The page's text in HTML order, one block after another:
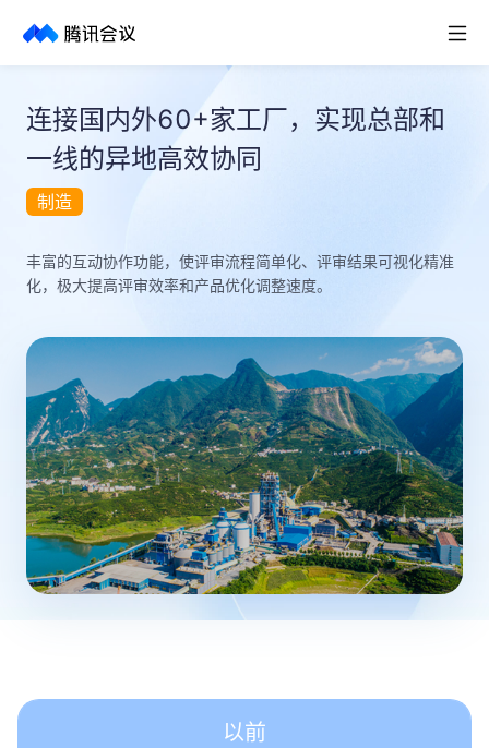
取消
连接国内外60+家工厂，实现总部和
一线的异地高效协同
制造
丰富的互动协作功能，使评审流程简单化、评审结果可视化精准
化，极大提高评审效率和产品优化调整速度。
以前